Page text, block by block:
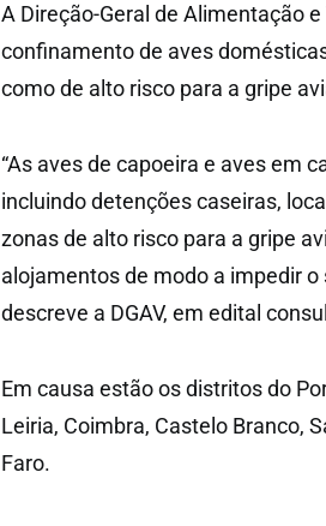
A Direção-Geral de Alimentação
confinamento de aves
como de alto risco para a gripe
“As aves de capoeira e aves em
incluindo detenções caseiras,
zonas de alto risco para a gripe
alojamentos de modo a impedir
descreve a DGAV, em edital
Em causa estão os distritos do
Leiria, Coimbra, Castelo Branco,
Faro.